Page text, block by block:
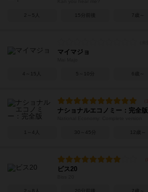
2～5人 15分前後 7歳～
マイマジョ
4～15人 5～10分 6歳～
ナショナルエコノミー：完全版
1～4人 30～45分 12歳～
ビス20
2～8人 20分前後 7歳～